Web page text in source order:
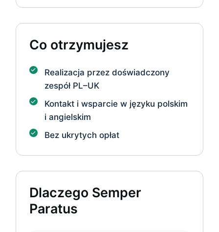
Co otrzymujesz
Realizacja przez doświadczony
zespół PL–UK
Kontakt i wsparcie w języku polskim
i angielskim
Bez ukrytych opłat
Dlaczego Semper
Paratus